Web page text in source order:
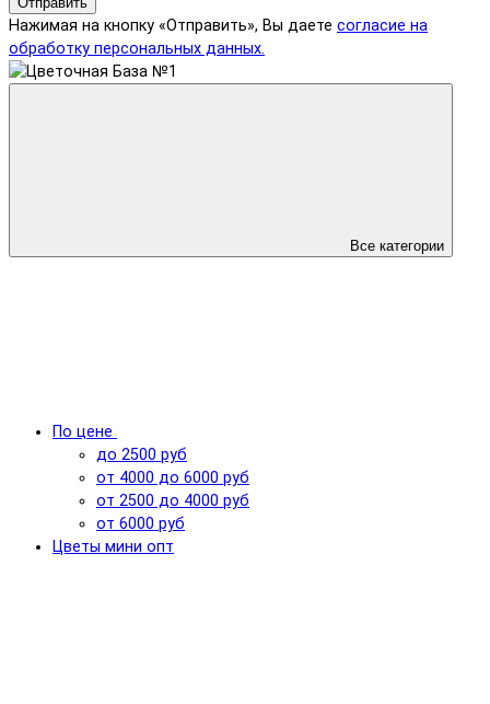
Нажимая на кнопку «Отправить», Вы даете согласие на
обработку персональных данных.
Все категории
По цене
до 2500 руб
от 4000 до 6000 руб
от 2500 до 4000 руб
от 6000 руб
Цветы мини опт